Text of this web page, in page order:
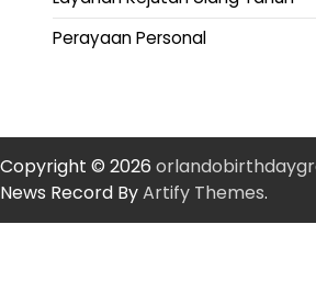
Perayaan Personal
Copyright © 2026
News Record ByArtify Themes.